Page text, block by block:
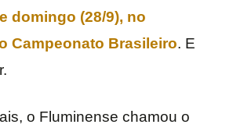
domingo (28/9), no
Campeonato Brasileiro. E
o Fluminense chamou o